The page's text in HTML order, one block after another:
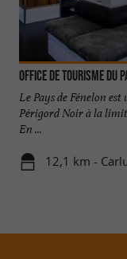
Le Pays de Fénelon est
Périgord Noir à la
En ...
12,1 km -